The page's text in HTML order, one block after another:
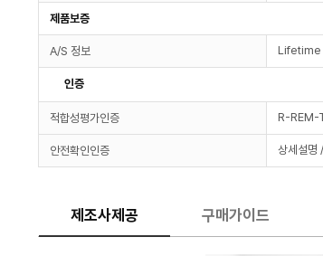
제품보증
A/S 정보 Lifetime
인증
적합성평가인증 R-
안전확인인증 상세설명
제조사제공 구매가이드